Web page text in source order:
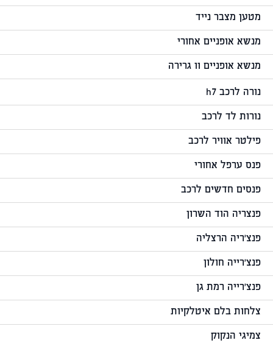
מטען מצבר נייד
מנשא אופניים אחורי
מנשא אופניים וו גרירה
נורה לרכב h7
נורות לד לרכב
פילטר אוויר לרכב
פנס ערפל אחורי
פנסים חדשים לרכב
פנצריה הוד השרון
פנצ'ריה הרצליה
פנצ'רייה חולון
פנצ'רייה רמת גן
צלחות בלם איטלקיות
צמיגי הנקוק